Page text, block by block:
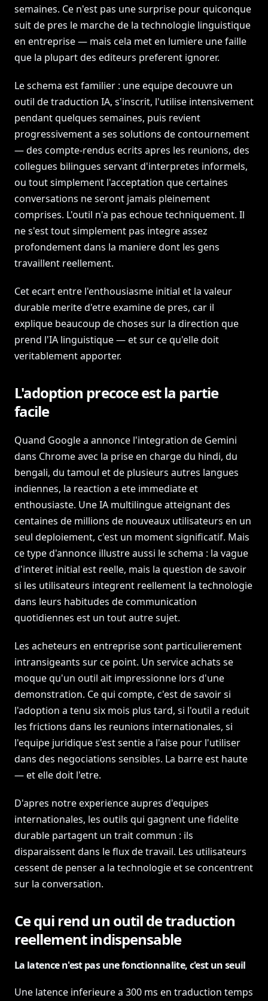
semaines. Ce n'est pas une surprise pour quiconque
suit de pres le marche de la technologie linguistique
en entreprise — mais cela met en lumiere une faille
que la plupart des editeurs preferent ignorer.
Le schema est familier : une equipe decouvre un
outil de traduction IA, s'inscrit, l'utilise intensivement
pendant quelques semaines, puis revient
progressivement a ses solutions de contournement
— des compte-rendus ecrits apres les reunions, des
collegues bilingues servant d'interpretes informels,
ou tout simplement l'acceptation que certaines
conversations ne seront jamais pleinement
comprises. L'outil n'a pas echoue techniquement. Il
ne s'est tout simplement pas integre assez
profondement dans la maniere dont les gens
travaillent reellement.
Cet ecart entre l'enthousiasme initial et la valeur
durable merite d'etre examine de pres, car il
explique beaucoup de choses sur la direction que
prend l'IA linguistique — et sur ce qu'elle doit
veritablement apporter.
L'adoption precoce est la partie
facile
Quand Google a annonce l'integration de Gemini
dans Chrome avec la prise en charge du hindi, du
bengali, du tamoul et de plusieurs autres langues
indiennes, la reaction a ete immediate et
enthousiaste. Une IA multilingue atteignant des
centaines de millions de nouveaux utilisateurs en un
seul deploiement, c'est un moment significatif. Mais
ce type d'annonce illustre aussi le schema : la vague
d'interet initial est reelle, mais la question de savoir
si les utilisateurs integrent reellement la technologie
dans leurs habitudes de communication
quotidiennes est un tout autre sujet.
Les acheteurs en entreprise sont particulierement
intransigeants sur ce point. Un service achats se
moque qu'un outil ait impressionne lors d'une
demonstration. Ce qui compte, c'est de savoir si
l'adoption a tenu six mois plus tard, si l'outil a reduit
les frictions dans les reunions internationales, si
l'equipe juridique s'est sentie a l'aise pour l'utiliser
dans des negociations sensibles. La barre est haute
— et elle doit l'etre.
D'apres notre experience aupres d'equipes
internationales, les outils qui gagnent une fidelite
durable partagent un trait commun : ils
disparaissent dans le flux de travail. Les utilisateurs
cessent de penser a la technologie et se concentrent
sur la conversation.
Ce qui rend un outil de traduction
reellement indispensable
La latence n'est pas une fonctionnalite, c'est un seuil
Une latence inferieure a 300 ms en traduction temps